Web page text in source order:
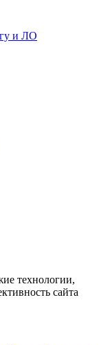
и ЛО
технологии,
сайта